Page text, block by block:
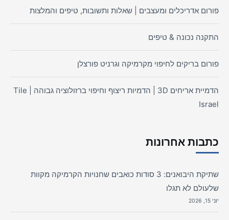
פורום אדריכלים ומעצבים | שאלות ותשובות, טיפים והמלצות
התקנה נכונה & טיפים
פורום בריקים לחיפוי מקרמיקה וגרניט פורצלן
הדמיית אריחים 3D | הדמיות ריצוף וחיפוי ברזולוציה גבוהה | Tile
Israel
כתבות אחרונות
שתיקת היבואנים: 3 סודות כואבים שחנויות הקרמיקה מקוות
שלעולם לא תגלו
יוני 15, 2026